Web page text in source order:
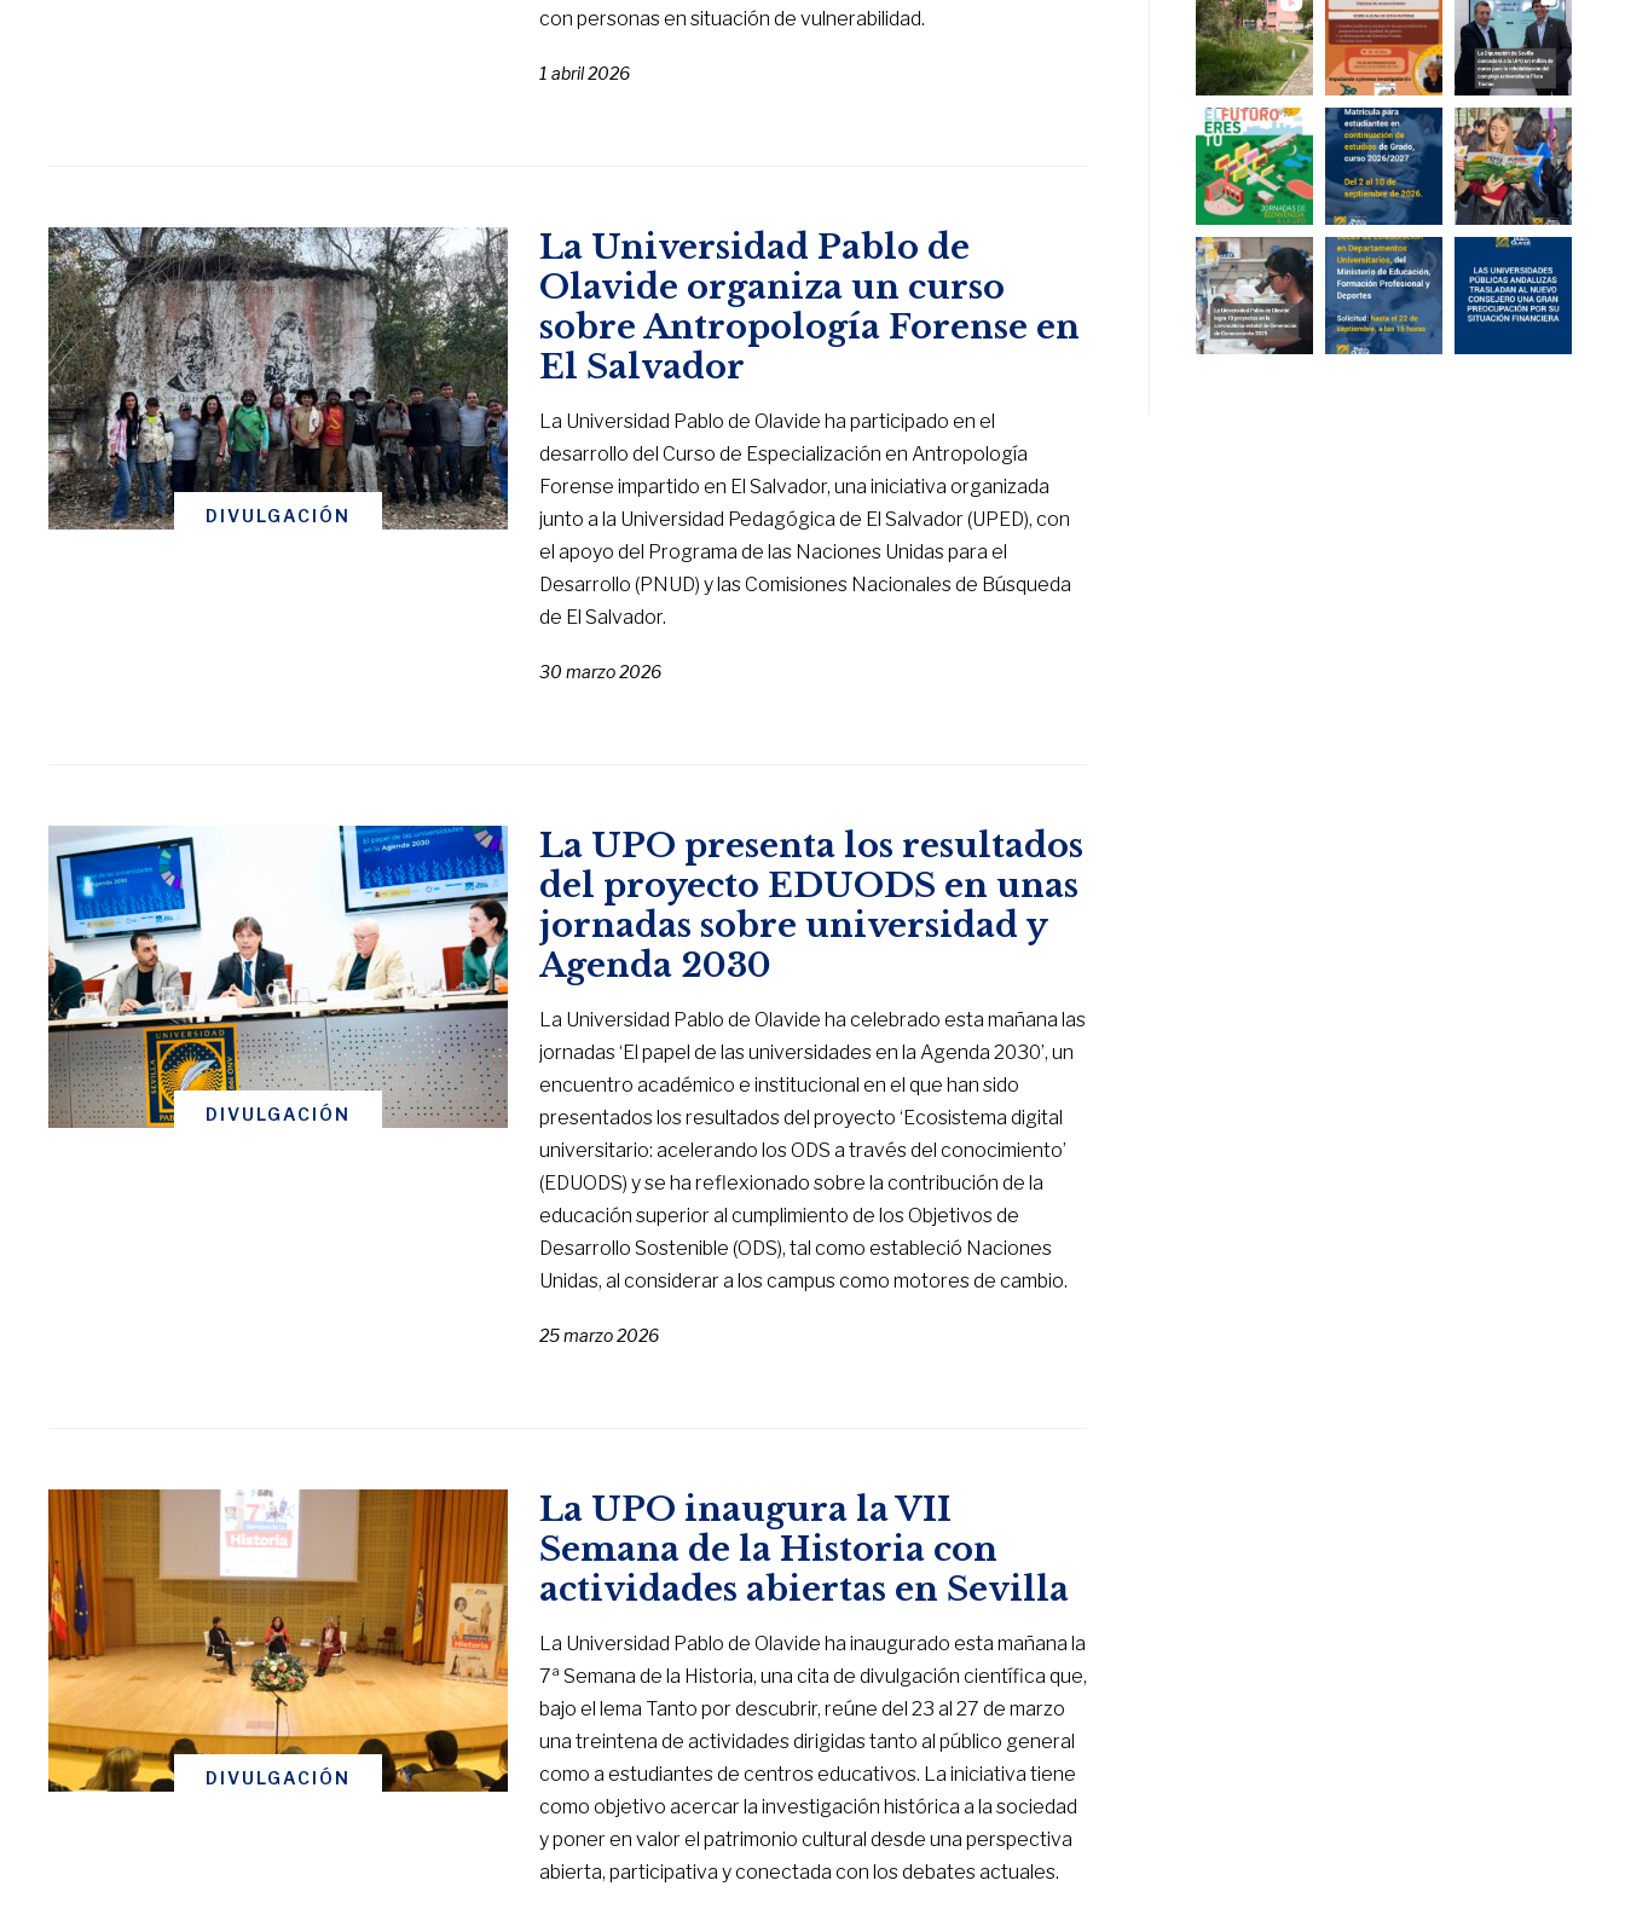
con personas en situación de vulnerabilidad.
1 abril 2026
DIVULGACIÓN
La Universidad Pablo de
Olavide organiza un curso
sobre Antropología Forense en
El Salvador
La Universidad Pablo de Olavide ha participado en el
desarrollo del Curso de Especialización en Antropología
Forense impartido en El Salvador, una iniciativa organizada
junto a la Universidad Pedagógica de El Salvador (UPED), con
el apoyo del Programa de las Naciones Unidas para el
Desarrollo (PNUD) y las Comisiones Nacionales de Búsqueda
de El Salvador.
30 marzo 2026
DIVULGACIÓN
La UPO presenta los resultados
del proyecto EDUODS en unas
jornadas sobre universidad y
Agenda 2030
La Universidad Pablo de Olavide ha celebrado esta mañana las
jornadas ‘El papel de las universidades en la Agenda 2030’, un
encuentro académico e institucional en el que han sido
presentados los resultados del proyecto ‘Ecosistema digital
universitario: acelerando los ODS a través del conocimiento’
(EDUODS) y se ha reflexionado sobre la contribución de la
educación superior al cumplimiento de los Objetivos de
Desarrollo Sostenible (ODS), tal como estableció Naciones
Unidas, al considerar a los campus como motores de cambio.
25 marzo 2026
DIVULGACIÓN
La UPO inaugura la VII
Semana de la Historia con
actividades abiertas en Sevilla
La Universidad Pablo de Olavide ha inaugurado esta mañana la
7ª Semana de la Historia, una cita de divulgación científica que,
bajo el lema Tanto por descubrir, reúne del 23 al 27 de marzo
una treintena de actividades dirigidas tanto al público general
como a estudiantes de centros educativos. La iniciativa tiene
como objetivo acercar la investigación histórica a la sociedad
y poner en valor el patrimonio cultural desde una perspectiva
abierta, participativa y conectada con los debates actuales.